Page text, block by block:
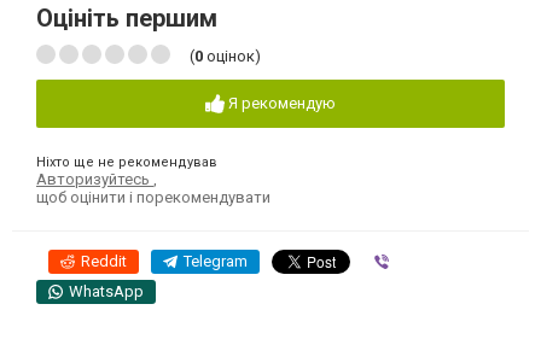
Оцініть першим
(0 оцінок)
Я рекомендую
Ніхто ще не рекомендував
Авторизуйтесь ,
щоб оцінити і порекомендувати
Reddit Telegram
WhatsApp